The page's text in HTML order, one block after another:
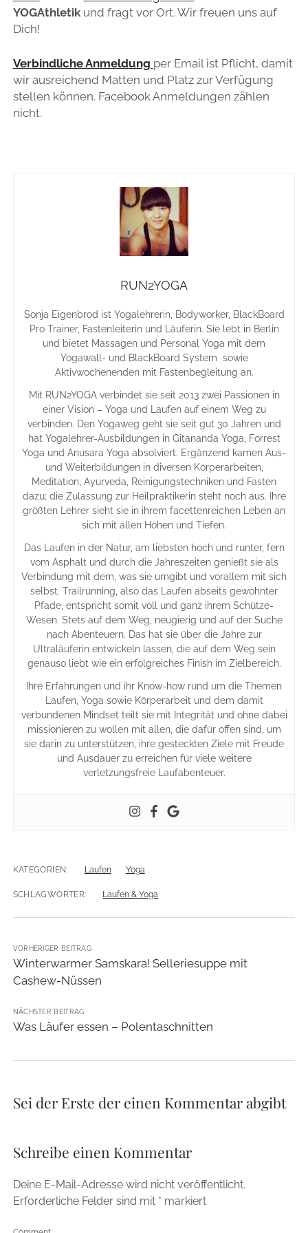
YOGAthletikund fragt vor Ort. Wir freuen uns auf
Dich!
Verbindliche Anmeldung per Email ist Pflicht, damit
wir ausreichend Matten und Platz zur Verfügung
stellen können. Facebook Anmeldungen zählen
nicht.
RUN2YOGA
Sonja Eigenbrod ist Yogalehrerin, Bodyworker, BlackBoard
Pro Trainer, Fastenleiterin und Läuferin. Sie lebt in Berlin
und bietet Massagen und Personal Yoga mit dem
Yogawall- und BlackBoard System sowie
Aktivwochenenden mit Fastenbegleitung an.
Mit RUN2YOGA verbindet sie seit 2013 zwei Passionen in
einer Vision – Yoga und Laufen auf einem Weg zu
verbinden. Den Yogaweg geht sie seit gut 30 Jahren und
hat Yogalehrer-Ausbildungen in Gitananda Yoga, Forrest
Yoga und Anusara Yoga absolviert. Ergänzend kamen Aus-
und Weiterbildungen in diversen Körperarbeiten,
Meditation, Ayurveda, Reinigungstechniken und Fasten
dazu; die Zulassung zur Heilpraktikerin steht noch aus. Ihre
größten Lehrer sieht sie in ihrem facettenreichen Leben an
sich mit allen Höhen und Tiefen.
Das Laufen in der Natur, am liebsten hoch und runter, fern
vom Asphalt und durch die Jahreszeiten genießt sie als
Verbindung mit dem, was sie umgibt und vorallem mit sich
selbst. Trailrunning, also das Laufen abseits gewohnter
Pfade, entspricht somit voll und ganz ihrem Schütze-
Wesen. Stets auf dem Weg, neugierig und auf der Suche
nach Abenteuern. Das hat sie über die Jahre zur
Ultraläuferin entwickeln lassen, die auf dem Weg sein
genauso liebt wie ein erfolgreiches Finish im Zielbereich.
Ihre Erfahrungen und ihr Know-how rund um die Themen
Laufen, Yoga sowie Körperarbeit und dem damit
verbundenen Mindset teilt sie mit Integrität und ohne dabei
missionieren zu wollen mit allen, die dafür offen sind, um
sie darin zu unterstützen, ihre gesteckten Ziele mit Freude
und Ausdauer zu erreichen für viele weitere
verletzungsfreie Laufabenteuer.
KATEGORIEN: Laufen Yoga
SCHLAGWÖRTER: Laufen & Yoga
VORHERIGER BEITRAG
Winterwarmer Samskara! Selleriesuppe mit
Cashew-Nüssen
NÄCHSTER BEITRAG
Was Läufer essen – Polentaschnitten
Sei der Erste der einen Kommentar abgibt
Schreibe einen Kommentar
Deine E-Mail-Adresse wird nicht veröffentlicht.
Erforderliche Felder sind mit * markiert